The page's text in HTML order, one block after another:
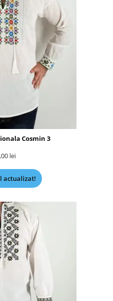
Cosmin 3
lei
actualizat!